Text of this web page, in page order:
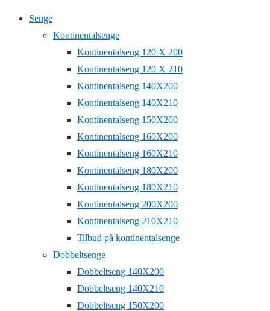
Senge
Kontinentalsenge
Kontinentalseng 120 X 200
Kontinentalseng 120 X 210
Kontinentalseng 140X200
Kontinentalseng 140X210
Kontinentalseng 150X200
Kontinentalseng 160X200
Kontinentalseng 160X210
Kontinentalseng 180X200
Kontinentalseng 180X210
Kontinentalseng 200X200
Kontinentalseng 210X210
Tilbud på kontinentalsenge
Dobbeltsenge
Dobbeltseng 140X200
Dobbeltseng 140X210
Dobbeltseng 150X200